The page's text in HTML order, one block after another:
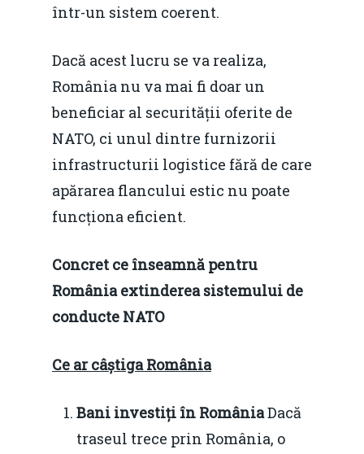
într-un sistem coerent.
Dacă acest lucru se va realiza,
România nu va mai fi doar un
beneficiar al securității oferite de
NATO, ci unul dintre furnizorii
infrastructurii logistice fără de care
apărarea flancului estic nu poate
funcționa eficient.
Concret ce înseamnă pentru
România extinderea sistemului de
conducte NATO
Ce ar câștiga România
Bani investiți în RomâniaDacă
traseul trece prin România, o